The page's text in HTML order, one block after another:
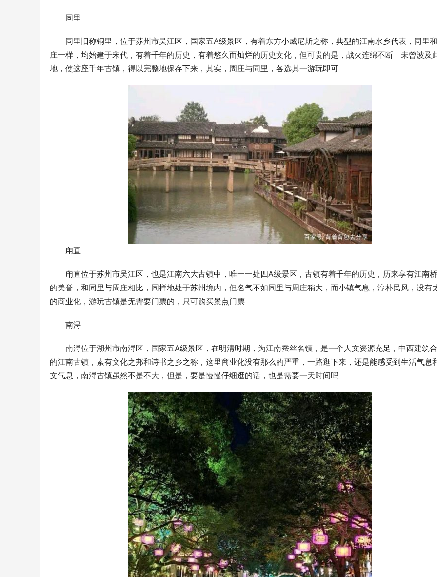
同里
同里旧称铜里，位于苏州市吴江区，国家五A级景区，有着东方小威尼斯之称，典型的江南水乡代表，同里
庄一样，均始建于宋代，有着千年的历史，有着悠久而灿烂的历史文化，但可贵的是，战火连绵不断，未曾波及
地，使这座千年古镇，得以完整地保存下来，其实，周庄与同里，各选其一游玩即可
甪直
甪直位于苏州市吴江区，也是江南六大古镇中，唯一一处四A级景区，古镇有着千年的历史，历来享有江南
的美誉，和同里与周庄相比，同样地处于苏州境内，但名气不如同里与周庄稍大，而小镇气息，淳朴民风，没有
的商业化，游玩古镇是无需要门票的，只可购买景点门票
南浔
南浔位于湖州市南浔区，国家五A级景区，在明清时期，为江南蚕丝名镇，是一个人文资源充足，中西建筑
的江南古镇，素有文化之邦和诗书之乡之称，这里商业化没有那么的严重，一路逛下来，还是能感受到生活气息
文气息，南浔古镇虽然不是不大，但是，要是慢慢仔细逛的话，也是需要一天时间吗